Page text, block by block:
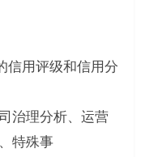
信用评级和信用分
治理分析、运营
特殊事